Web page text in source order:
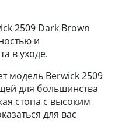
2509 Dark Brown
и
в уходе.
модель Berwick 2509
для большинства
стопа с высоким
для вас